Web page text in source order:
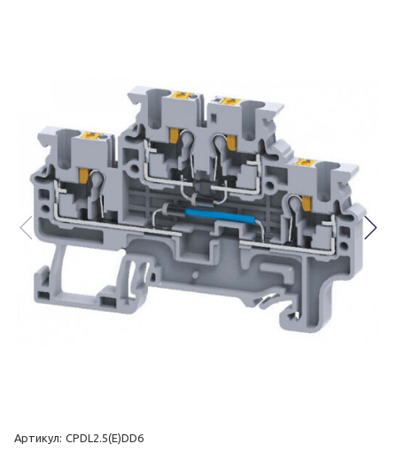
Артикул: CPDL2.5(E)DD6